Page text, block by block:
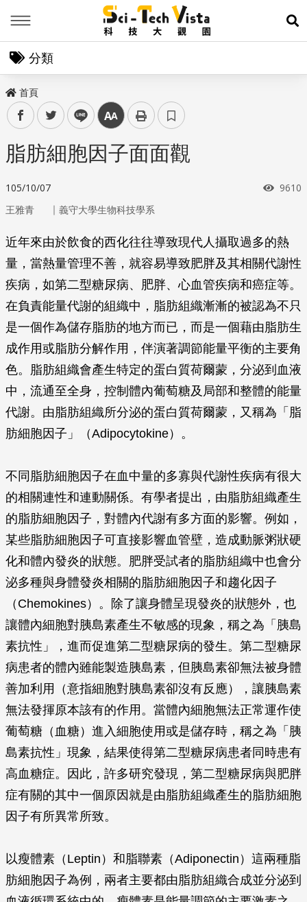
展
分類
首頁
facebooktwitter line 中
脂肪細胞因子面面觀
105/10/07 瀏覽
9610
王雅青 ｜ 義守大學生物科技學系
近年來由於飲食的西化往往導致現代人攝取過多的熱
量，當熱量管理不善，就容易導致肥胖及其相關代謝性
疾病，如第二型糖尿病、肥胖、心血管疾病和癌症等。
在負責能量代謝的組織中，脂肪組織漸漸的被認為不只
是一個作為儲存脂肪的地方而已，而是一個藉由脂肪生
成作用或脂肪分解作用，伴演著調節能量平衡的主要角
色。脂肪組織會產生特定的蛋白質荷爾蒙，分泌到血液
中，流通至全身，控制體內葡萄糖及局部和整體的能量
代謝。由脂肪組織所分泌的蛋白質荷爾蒙，又稱為「脂
肪細胞因子」（Adipocytokine）。
不同脂肪細胞因子在血中量的多寡與代謝性疾病有很大
的相關連性和連動關係。有學者提出，由脂肪組織產生
的脂肪細胞因子，對體內代謝有多方面的影響。例如，
某些脂肪細胞因子可直接影響血管壁，造成動脈粥狀硬
化和體內發炎的狀態。肥胖受試者的脂肪組織中也會分
泌多種與身體發炎相關的脂肪細胞因子和趨化因子
（Chemokines）。除了讓身體呈現發炎的狀態外，也
讓體內細胞對胰島素產生不敏感的現象，稱之為「胰島
素抗性」，進而促進第二型糖尿病的發生。第二型糖尿
病患者的體內雖能製造胰島素，但胰島素卻無法被身體
善加利用（意指細胞對胰島素卻沒有反應），讓胰島素
無法發揮原本該有的作用。當體內細胞無法正常運作使
葡萄糖（血糖）進入細胞使用或是儲存時，稱之為「胰
島素抗性」現象，結果使得第二型糖尿病患者同時患有
高血糖症。因此，許多研究發現，第二型糖尿病與肥胖
症有關的其中一個原因就是由脂肪組織產生的脂肪細胞
因子有所異常所致。
以瘦體素（Leptin）和脂聯素（Adiponectin）這兩種脂
肪細胞因子為例，兩者主要都由脂肪組織合成並分泌到